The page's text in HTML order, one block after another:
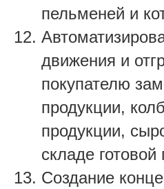
пельменей и
движения и
покупателю
продукции,
продукции,
складе готовой
Создание